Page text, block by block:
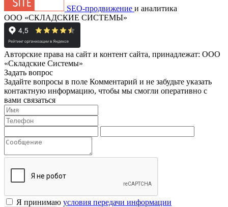
SEO-продвижение и аналитика
ООО «СКЛАДСКИЕ СИСТЕМЫ»
Авторские права на сайт и контент сайта, принадлежат: ООО
«Складские Системы»
Задать вопрос
Задайте вопросы в поле Комментарий и не забудьте указать
контактную информацию, чтобы мы смогли оперативно с
вами связаться
Я принимаю условия передачи информации